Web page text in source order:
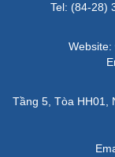
Tel: (84-28)
Website:
Tầng 5, Tòa HH01,